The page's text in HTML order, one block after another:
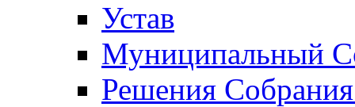
Устав
Муниципальный
Решения